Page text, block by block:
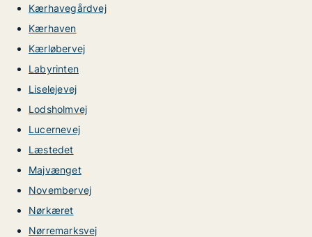
Kærhavegårdvej
Kærhaven
Kærløbervej
Labyrinten
Liselejevej
Lodsholmvej
Lucernevej
Læstedet
Majvænget
Novembervej
Nørkæret
Nørremarksvej